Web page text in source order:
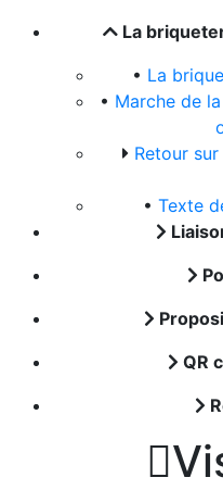
La
• La
• Marche de
Retour
• Texte
QR
